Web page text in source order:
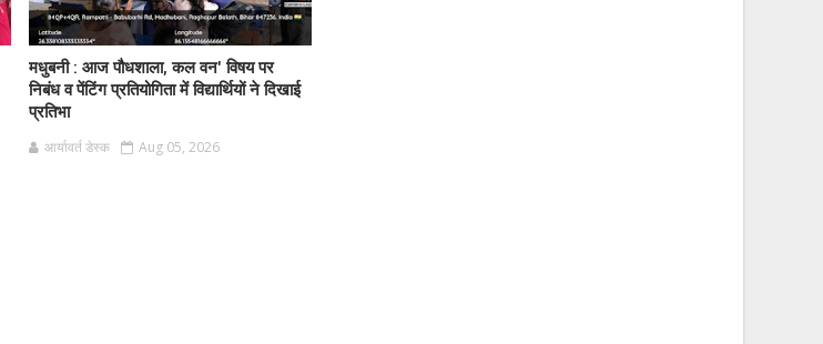
मधुबनी : आज पौधशाला, कल वन' विषय पर
निबंध व पेंटिंग प्रतियोगिता में विद्यार्थियों ने दिखाई
प्रतिभा
आर्यावर्त डेस्क Aug 05, 2026